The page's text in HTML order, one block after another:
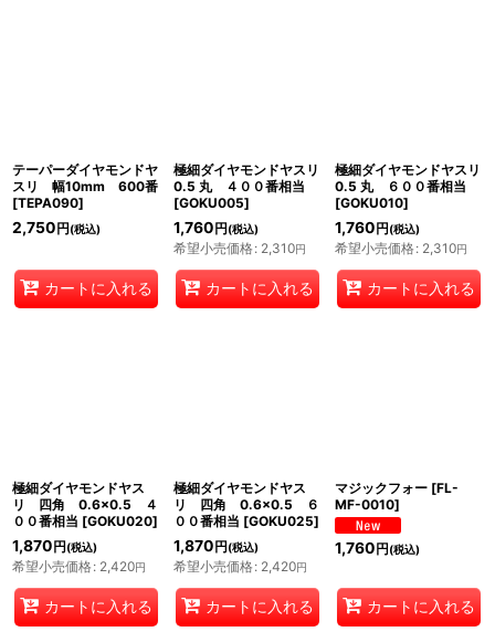
テーパーダイヤモンドヤ
スリ 幅10mm 600番
[TEPA090]
2,750 円 (税込)
カートに入れる
極細ダイヤモンドヤスリ
0.5 丸 ４００番相当
[GOKU005]
1,760 円 (税込)
希望小売価格: 2,310円
カートに入れる
極細ダイヤモンドヤスリ
0.5 丸 ６００番相当
[GOKU010]
1,760 円 (税込)
希望小売価格: 2,310円
カートに入れる
極細ダイヤモンドヤス
リ 四角 0.6×0.5 ４
００番相当 [GOKU020]
1,870 円 (税込)
希望小売価格: 2,420円
カートに入れる
極細ダイヤモンドヤス
リ 四角 0.6×0.5 ６
００番相当 [GOKU025]
1,870 円 (税込)
希望小売価格: 2,420円
カートに入れる
マジックフォー [FL-
MF-0010]
1,760 円 (税込)
カートに入れる